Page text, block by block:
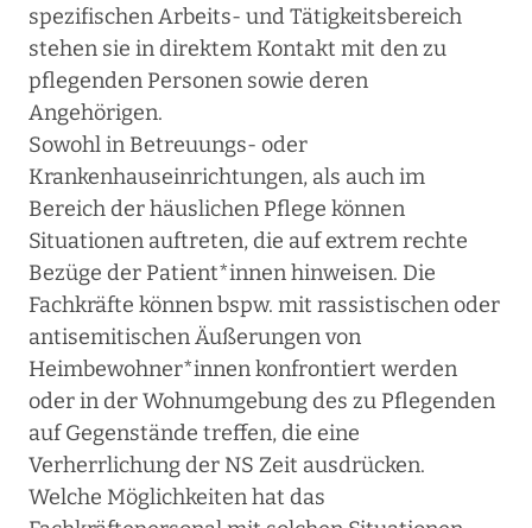
spezifischen Arbeits- und Tätigkeitsbereich
stehen sie in direktem Kontakt mit den zu
pflegenden Personen sowie deren
Angehörigen.
Sowohl in Betreuungs- oder
Krankenhauseinrichtungen, als auch im
Bereich der häuslichen Pflege können
Situationen auftreten, die auf extrem rechte
Bezüge der Patient*innen hinweisen. Die
Fachkräfte können bspw. mit rassistischen oder
antisemitischen Äußerungen von
Heimbewohner*innen konfrontiert werden
oder in der Wohnumgebung des zu Pflegenden
auf Gegenstände treffen, die eine
Verherrlichung der NS Zeit ausdrücken.
Welche Möglichkeiten hat das